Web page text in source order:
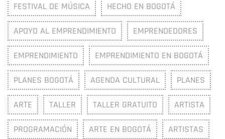
FESTIVAL DE MÚSICA HECHO EN BOGOTÁ
APOYO AL EMPRENDIMIENTO EMPRENDEDORES
EMPRENDIMIENTO EMPRENDIMIENTO EN BOGOTÁ
PLANES BOGOTÁ AGENDA CULTURAL PLANES
ARTE TALLER TALLER GRATUITO ARTISTA
PROGRAMACIÓN ARTE EN BOGOTÁ ARTISTAS